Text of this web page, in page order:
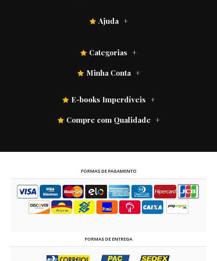
Ajuda
Categorias
Minha Conta
E-books Imperdíveis
Compre com Qualidade
FORMAS DE PAGAMENTO
FORMAS DE ENTREGA